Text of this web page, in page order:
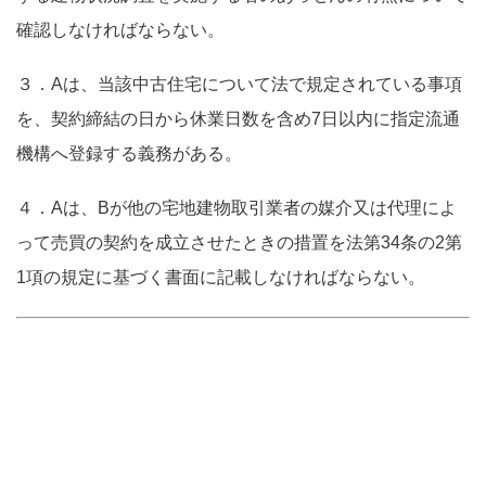
確認しなければならない。
３．Aは、当該中古住宅について法で規定されている事項
を、契約締結の日から休業日数を含め7日以内に指定流通
機構へ登録する義務がある。
４．Aは、Bが他の宅地建物取引業者の媒介又は代理によ
って売買の契約を成立させたときの措置を法第34条の2第
1項の規定に基づく書面に記載しなければならない。